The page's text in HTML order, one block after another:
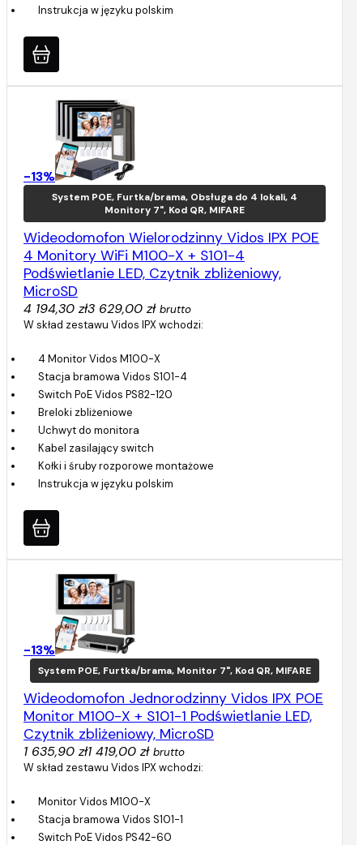
Instrukcja w języku polskim
-13%
System POE, Furtka/brama, Obsługa do 4 lokali, 4
Monitory 7", Kod QR, MIFARE
Wideodomofon Wielorodzinny Vidos IPX POE
4 Monitory WiFi M100-X + S101-4
Podświetlanie LED, Czytnik zbliżeniowy,
MicroSD
4 194,30 zł3 629,00 zł brutto
W skład zestawu Vidos IPX wchodzi:
4 Monitor Vidos M100-X
Stacja bramowa Vidos S101-4
Switch PoE Vidos PS82-120
Breloki zbliżeniowe
Uchwyt do monitora
Kabel zasilający switch
Kołki i śruby rozporowe montażowe
Instrukcja w języku polskim
-13%
System POE, Furtka/brama, Monitor 7", Kod QR, MIFARE
Wideodomofon Jednorodzinny Vidos IPX POE
Monitor M100-X + S101-1 Podświetlanie LED,
Czytnik zbliżeniowy, MicroSD
1 635,90 zł1 419,00 zł brutto
W skład zestawu Vidos IPX wchodzi:
Monitor Vidos M100-X
Stacja bramowa Vidos S101-1
Switch PoE Vidos PS42-60